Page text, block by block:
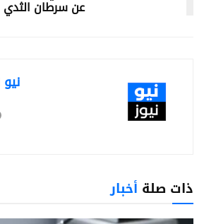
عن سرطان الثدي
ذات صلة أخبار